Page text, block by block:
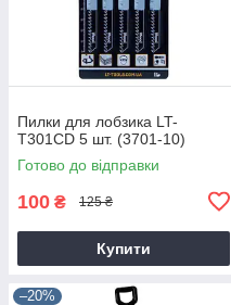
Пилки для лобзика LT-
T301CD 5 шт. (3701-10)
Готово до відправки
100 ₴ 125 ₴
Купити
–20%